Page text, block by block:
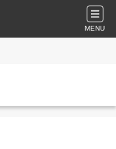
MENU